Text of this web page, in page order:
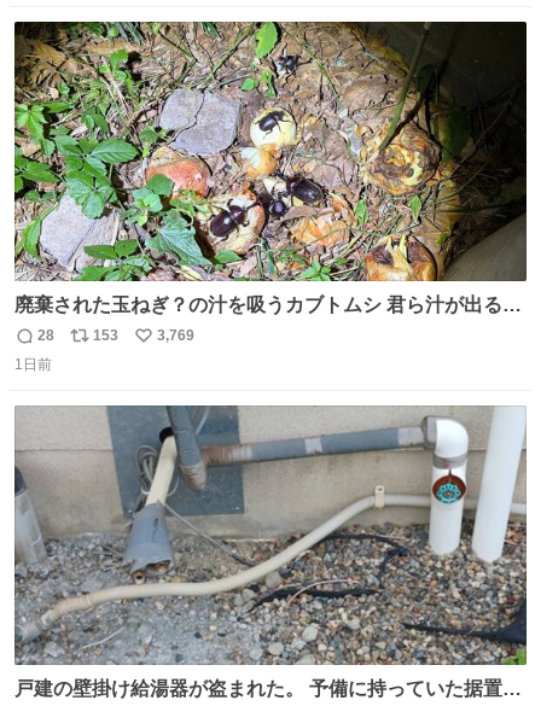
装ダメージ、ABSセンサ断線、ブレーキホースも傷入っち
ゃってます…
ト
数
数
廃棄された玉ねぎ？の汁を吸うカブトムシ 君ら汁が出る植
物ならなんでもいいのかよ… まあ害虫だよねこりゃ 他には
カナブンや黒ゴキが来ていた
返
信
28
リ
数
153
い
3,769
1日前
戸建の壁掛け給湯器が盗まれた。 予備に持っていた据置給